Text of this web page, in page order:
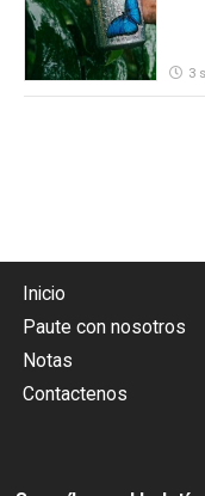
3
Inicio
Paute con nosotros
Notas
Contactenos